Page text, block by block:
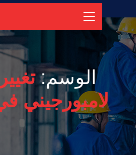
الوسم:
لامبورجيني